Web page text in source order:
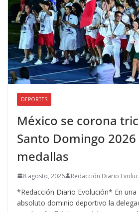
DEPORTES
México se corona
Santo Domingo
medallas
8 agosto, 2026 Redacción Diario
*Redacción Diario Evolución* En
absoluto dominio deportivo la